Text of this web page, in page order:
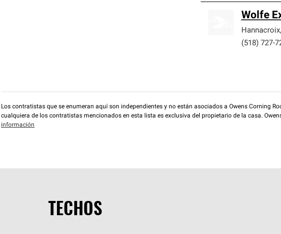
Wolfe
Hannacroix,
(518) 727-
Los contratistas que se enumeran aquí son independientes y no están asociados a Owens Corning
cualquiera de los contratistas mencionados en esta lista es exclusiva del propietario de la casa.
información
TECHOS